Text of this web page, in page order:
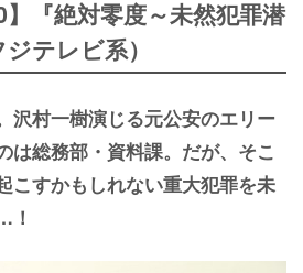
『絶対零度～未然犯罪潜
テレビ系）
沢村一樹演じる元公安のエリー
は総務部・資料課。だが、そこ
こすかもしれない重大犯罪を未
！